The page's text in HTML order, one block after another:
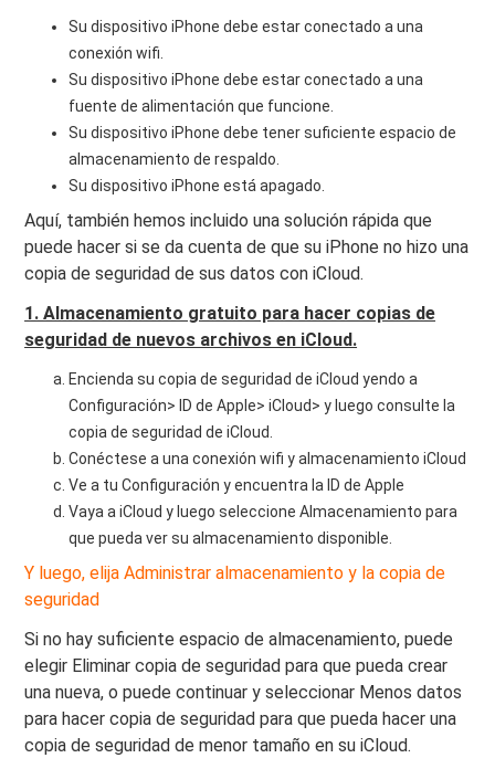
Su dispositivo iPhone debe estar conectado a una
conexión wifi.
Su dispositivo iPhone debe estar conectado a una
fuente de alimentación que funcione.
Su dispositivo iPhone debe tener suficiente espacio de
almacenamiento de respaldo.
Su dispositivo iPhone está apagado.
Aquí, también hemos incluido una solución rápida que
puede hacer si se da cuenta de que su iPhone no hizo una
copia de seguridad de sus datos con iCloud.
1. Almacenamiento gratuito para hacer copias de
seguridad de nuevos archivos en iCloud.
Encienda su copia de seguridad de iCloud yendo a
Configuración> ID de Apple> iCloud> y luego consulte la
copia de seguridad de iCloud.
Conéctese a una conexión wifi y almacenamiento iCloud
Ve a tu Configuración y encuentra la ID de Apple
Vaya a iCloud y luego seleccione Almacenamiento para
que pueda ver su almacenamiento disponible.
Y luego, elija Administrar almacenamiento y la copia de
seguridad
Si no hay suficiente espacio de almacenamiento, puede
elegir Eliminar copia de seguridad para que pueda crear
una nueva, o puede continuar y seleccionar Menos datos
para hacer copia de seguridad para que pueda hacer una
copia de seguridad de menor tamaño en su iCloud.